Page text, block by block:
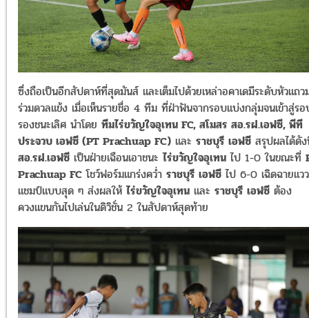
ซึ่งถือเป็นอีกสัปดาห์ที่สุดมันส์ และเต็มไปด้วยเหล่าอคาเดมีระดับหัวแถว
ร่วมดวลแข้ง เมื่อเห็นรายชื่อ 4 ทีม ที่ฝ่าฟันจากรอบแบ่งกลุ่มจนเข้าสู่ร
รองชนะเลิศ นำโดย ทีมไร่ขวัญใจอุเทน FC, สโมสร สอ.รฝ.เอฟซี, พีที
ประจวบ เอฟซี (PT Prachuap FC) และ ราชบุรี เอฟซี สรุปผลได้ดั
สอ.รฝ.เอฟซี เป็นฝ่ายเฉือนเอาชนะไร่ขวัญใจอุเทน ไป 1-0ในขณะที่
Prachuap FC โชว์ฟอร์มแกร่งคว่ำ ราชบุรี เอฟซี ไป 6-0 เฉิดฉายแวว
แชมป์แบบสุด ๆ ส่งผลให้ไร่ขวัญใจอุเทน และ ราชบุรี เอฟซี ต้อง
ควงแขนกันไปเล่นในดิวิชั่น 2ในสัปดาห์สุดท้าย